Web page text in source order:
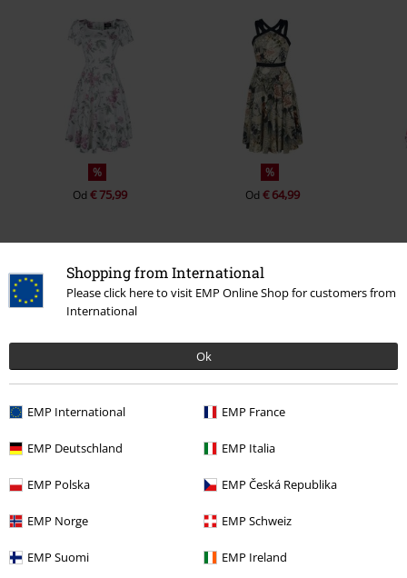
Shopping from International
Please click here to visit EMP Online Shop for customers from
International
Ok
EMP International EMP France
EMP Deutschland EMP Italia
EMP Polska EMP Česká Republika
EMP Norge EMP Schweiz
EMP Suomi EMP Ireland
%
Od € 75,99
%
Od € 64,99
0 Hodnotení
Taraneh".
Napísať hodnotenie